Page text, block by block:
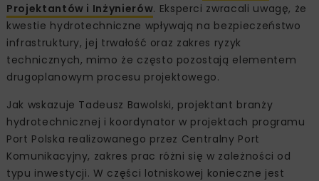
Projektantów i Inżynierów. Eksperci zwracali uwagę, że
kwestie hydrotechniczne wpływają na bezpieczeństwo
infrastruktury, jej trwałość oraz zakres ryzyk
technicznych, mimo że często pozostają elementem
drugoplanowym procesu projektowego.
Jak wskazuje Tadeusz Bawolski, projektant branży
hydrotechnicznej i koordynator w projektach programu
Port Polska realizowanego przez Centralny Port
Komunikacyjny, zakres prac różni się w zależności od
typu inwestycji. W części lotniskowej konieczne jest